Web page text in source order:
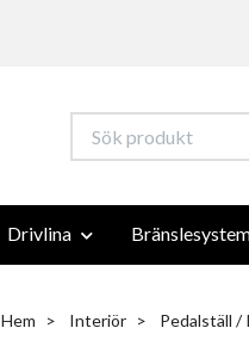
Drivlina
Hem Interiör Pedalställ /